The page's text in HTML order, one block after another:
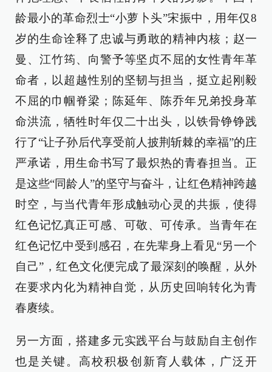
龄最小的革命烈士“小萝卜头”宋振中，用年仅8
岁的生命诠释了忠诚与勇敢的精神内核；赵一
曼、江竹筠、向警予等坚贞不屈的女性青年革
命者，以超越性别的坚韧与担当，挺立起刚毅
不屈的巾帼脊梁；陈延年、陈乔年兄弟投身革
命洪流，牺牲时年仅二十出头，以铁骨铮铮践
行了“让子孙后代享受前人披荆斩棘的幸福”的庄
严承诺，用生命书写了最炽热的青春担当。正
是这些“同龄人”的坚守与奋斗，让红色精神跨越
时空，与当代青年形成触动心灵的共振，使得
红色记忆真正可感、可敬、可传承。当青年在
红色记忆中受到感召，在先辈身上看见“另一个
自己”，红色文化便完成了最深刻的唤醒，从外
在要求内化为精神自觉，从历史回响转化为青
春赓续。
另一方面，搭建多元实践平台与鼓励自主创作
也是关键。高校积极创新育人载体，广泛开